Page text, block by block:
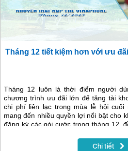
Tháng 12 tiết kiệm hơn với ưu
Tháng 12 luôn là thời điểm người
chương trình ưu đãi lớn để tăng tài
chi phí liên lạc trong mùa lễ hội cuối
mang đến nhiều quyền lợi nổi bật cho
đăng ký các gói cước trong tháng 12,
hàng loạt giải thưởng giá trị.
Chi tiết